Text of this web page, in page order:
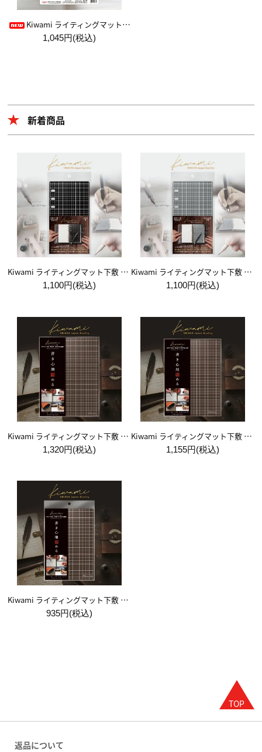
Kiwami ライティングマット下敷 HAKU白薄【A4+方眼】
1,045円(税込)
新着商品
Kiwami ライティングマット下敷 システム手帳バイブルサイズ【黒】
1,100円(税込)
Kiwami ライティングマット下敷 システム手帳バイブルサイズ【月影】
1,100円(税込)
Kiwami ライティングマット下敷 A4+【ブラウン&キャメル】
1,320円(税込)
Kiwami ライティングマット下敷 B5+【ブラウン&キャメル】
1,155円(税込)
Kiwami ライティングマット下敷 A5【ブラウン&キャメル】
935円(税込)
返品について